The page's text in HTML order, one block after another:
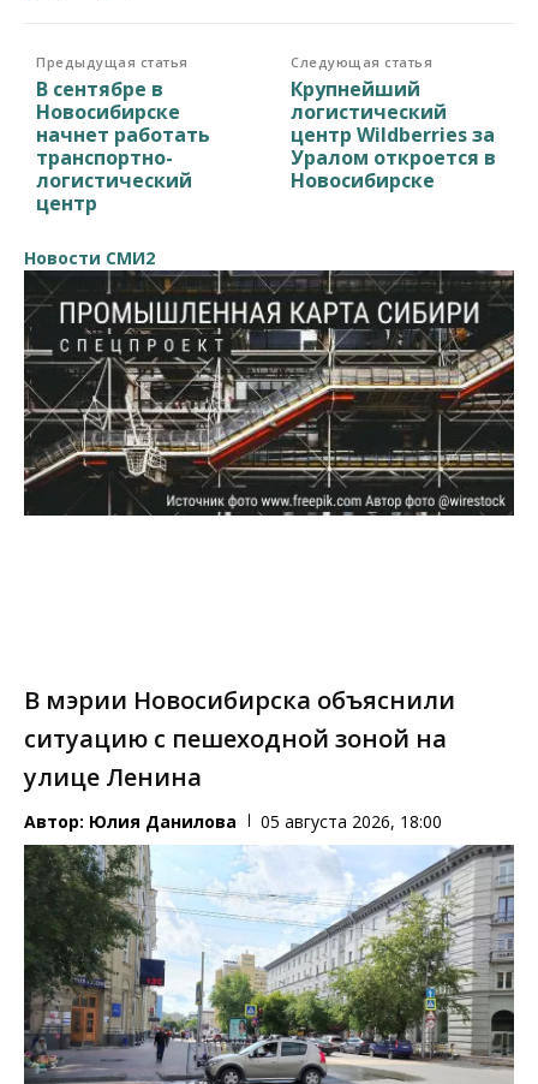
Предыдущая статья
В сентябре в
Новосибирске
начнет работать
транспортно-
логистический
центр
Следующая статья
Крупнейший
логистический
центр Wildberries за
Уралом откроется в
Новосибирске
Новости СМИ2
В мэрии Новосибирска объяснили
ситуацию с пешеходной зоной на
улице Ленина
Автор: Юлия Данилова 05 августа 2026, 18:00